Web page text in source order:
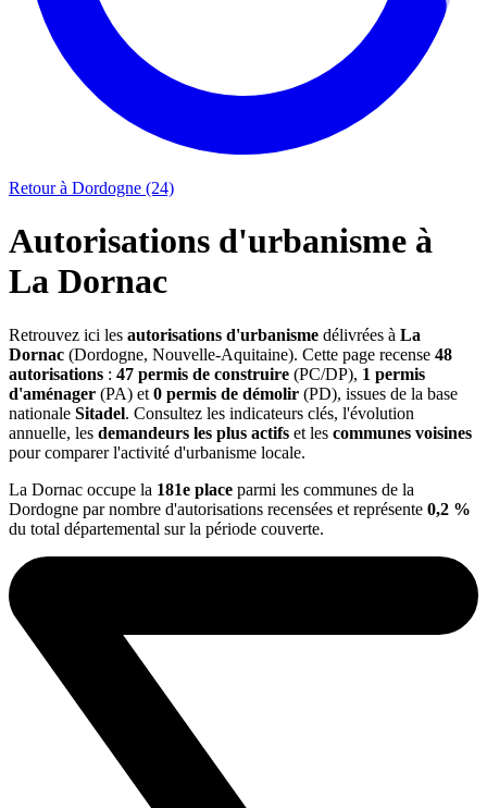
Retour à Dordogne (24)
Autorisations d'urbanisme à
La Dornac
Retrouvez ici les autorisations d'urbanisme délivrées à La
Dornac (Dordogne, Nouvelle-Aquitaine). Cette page recense 48
autorisations : 47 permis de construire (PC/DP), 1 permis
d'aménager (PA) et 0 permis de démolir (PD), issues de la base
nationale Sitadel. Consultez les indicateurs clés, l'évolution
annuelle, les demandeurs les plus actifs et les communes voisines
pour comparer l'activité d'urbanisme locale.
La Dornac occupe la 181e place parmi les communes de la
Dordogne par nombre d'autorisations recensées et représente 0,2 %
du total départemental sur la période couverte.